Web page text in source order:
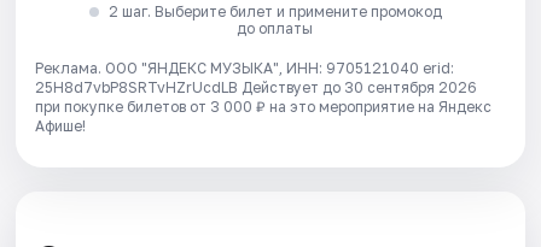
2 шаг. Выберите билет и примените промокод
до оплаты
Реклама. ООО "ЯНДЕКС МУЗЫКА", ИНН: 9705121040 erid:
25H8d7vbP8SRTvHZrUcdLB Действует до 30 сентября 2026
при покупке билетов от 3 000 ₽ на это мероприятие на Яндекс
Афише!